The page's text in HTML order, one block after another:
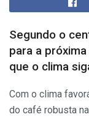
Segundo o
para a
que o clima
Com o clima
do café robusta